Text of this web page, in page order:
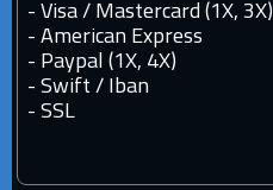
- Visa / Mastercard (1X, 3X)
- American Express
- Paypal (1X, 4X)
- Swift / Iban
- SSL